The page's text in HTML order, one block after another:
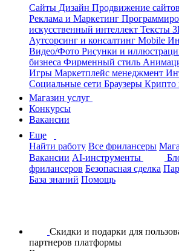
Сайты Дизайн Продвижение
Реклама и Маркетинг
искусственный интеллект Тексты
Аутсорсинг и консалтинг Mobile
Видео/Фото Рисунки и
бизнеса Фирменный стиль
Игры Маркетплейс менеджмент
Социальные сети Браузеры Крипто
Магазин услуг
Конкурсы
Вакансии
Еще
Найти работу Все фрилансеры
Вакансии AI-инструменты
фрилансеров Безопасная сделка
База знаний Помощь
Скидки и подарки для
партнеров платформы